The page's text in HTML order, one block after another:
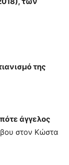
της
άγγελος
στον Κώστα